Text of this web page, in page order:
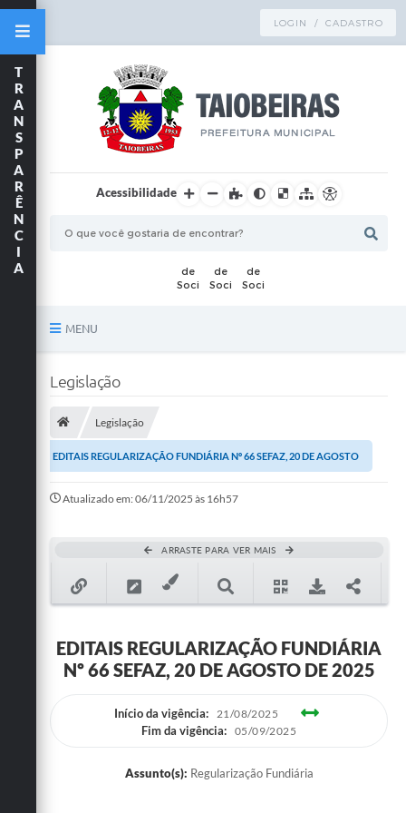
LOGIN / CADASTRO
Acessibilidade
MENU
Publicações
A Prefeitura
Ouvidoria
Legislação
T
R
A
N
S
P
A
R
Ê
N
C
I
A
Legislação
Legislação
EDITAIS REGULARIZAÇÃO FUNDIÁRIA Nº 66 SEFAZ, 20 DE AGOSTO
Atualizado em: 06/11/2025 às 16h57
ARRASTE PARA VER MAIS
EDITAIS REGULARIZAÇÃO FUNDIÁRIA
Nº 66 SEFAZ, 20 DE AGOSTO DE 2025
Início da vigência: 21/08/2025
Fim da vigência: 05/09/2025
Assunto(s): Regularização Fundiária